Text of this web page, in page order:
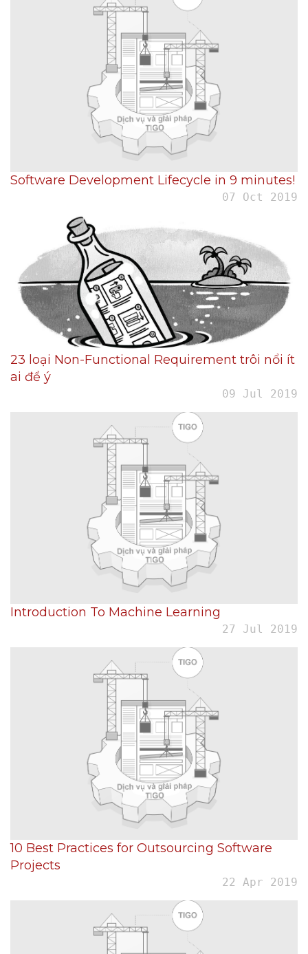
Software Development Lifecycle in 9 minutes!
07 Oct 2019
23 loại Non-Functional Requirement trôi nổi ít
ai để ý
09 Jul 2019
Introduction To Machine Learning
27 Jul 2019
10 Best Practices for Outsourcing Software
Projects
22 Apr 2019